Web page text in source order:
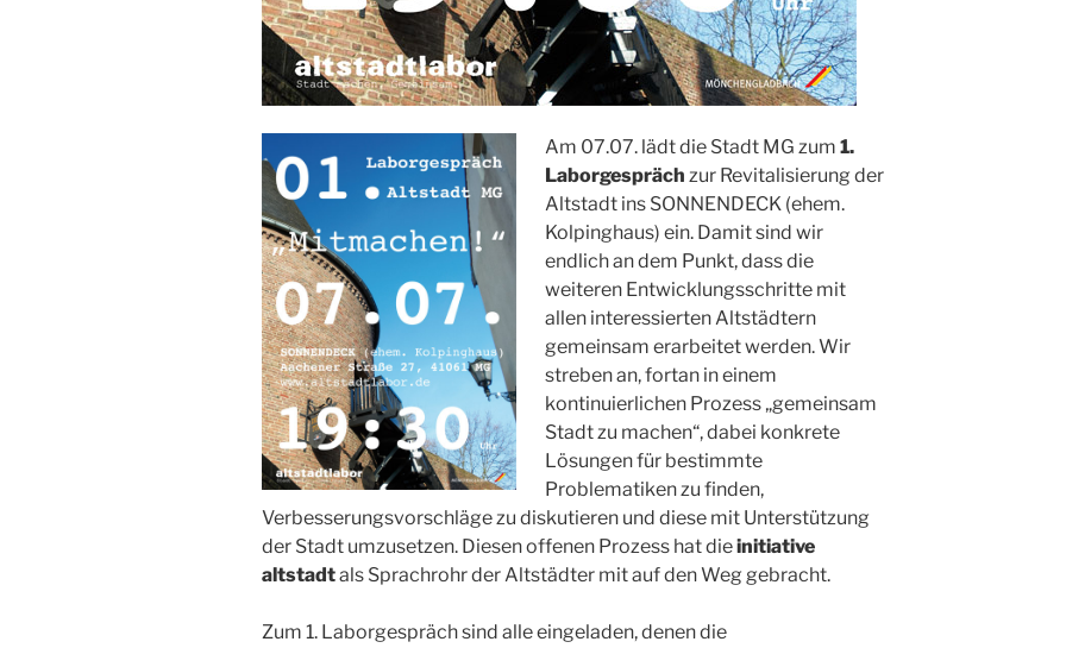
Am 07.07. lädt die Stadt MG zum 1.
Laborgespräch zur Revitalisierung der
Altstadt ins SONNENDECK (ehem.
Kolpinghaus) ein. Damit sind wir
endlich an dem Punkt, dass die
weiteren Entwicklungsschritte mit
allen interessierten Altstädtern
gemeinsam erarbeitet werden. Wir
streben an, fortan in einem
kontinuierlichen Prozess „gemeinsam
Stadt zu machen“, dabei konkrete
Lösungen für bestimmte
Problematiken zu finden,
Verbesserungsvorschläge zu diskutieren und diese mit Unterstützung
der Stadt umzusetzen. Diesen offenen Prozess hat dieinitiative
altstadtals Sprachrohr der Altstädter mit auf den Weg gebracht.
Zum 1. Laborgespräch sind alle eingeladen, denen die